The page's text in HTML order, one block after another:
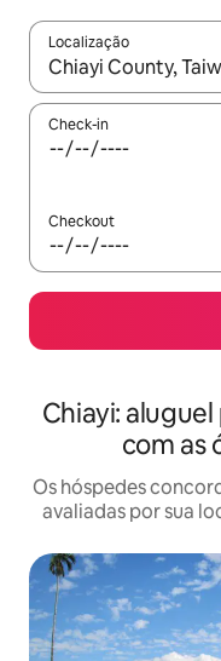
Localização
Quando os
Check-in
Checkout
Chiayi:
com as
Os hóspedes
avaliadas por sua